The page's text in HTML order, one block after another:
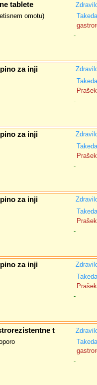
tablete
omotu)
-
za inji
-
za inji
-
za inji
-
za inji
-
t
-